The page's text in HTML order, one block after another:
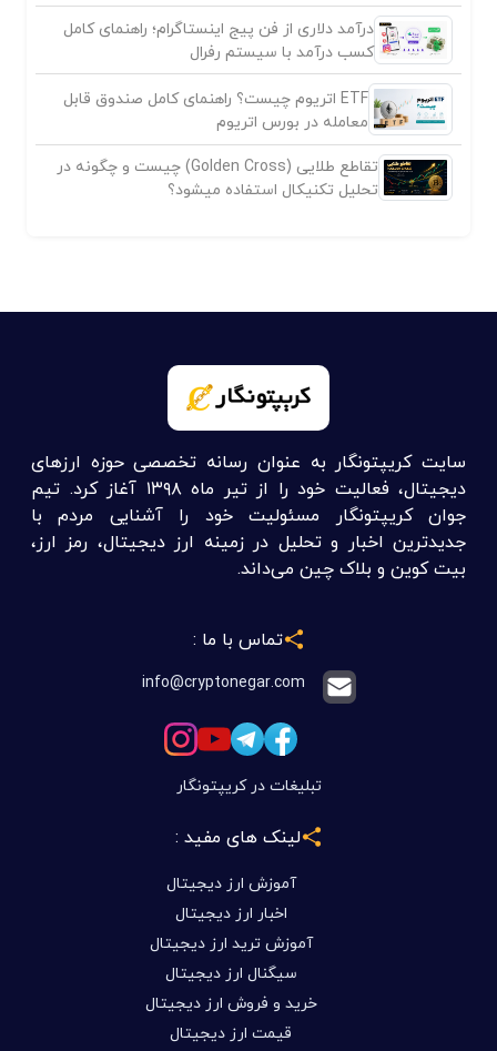
درآمد دلاری از فن پیج اینستاگرام؛ راهنمای کامل
کسب درآمد با سیستم رفرال
ETF اتریوم چیست؟ راهنمای کامل صندوق قابل
معامله در بورس اتریوم
تقاطع طلایی (Golden Cross) چیست و چگونه در
تحلیل تکنیکال استفاده میشود؟
سایت کریپتونگار به عنوان رسانه تخصصی حوزه ارزهای
دیجیتال، فعالیت خود را از تیر ماه ۱۳۹۸ آغاز کرد. تیم
جوان کریپتونگار مسئولیت خود را آشنایی مردم با
جدیدترین اخبار و تحلیل در زمینه ارز دیجیتال، رمز ارز،
بیت کوین و بلاک چین می‌داند.
تماس با ما :
info@cryptonegar.com
تبلیغات در کریپتونگار
لینک های مفید :
آموزش ارز دیجیتال
اخبار ارز دیجیتال
آموزش ترید ارز دیجیتال
سیگنال ارز دیجیتال
خرید و فروش ارز دیجیتال
قیمت ارز دیجیتال